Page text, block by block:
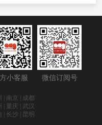
小客服 微信订阅号
| 南京 | 成都
| 重庆 | 武汉
| 长沙 | 昆明